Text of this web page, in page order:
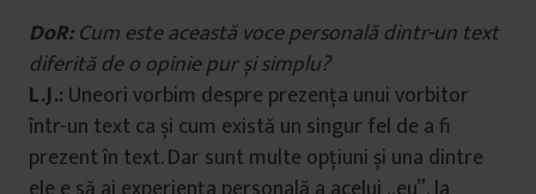
DoR:Cum este această voce personală dintr-un text
diferită de o opinie pur și simplu?
L.J.: Uneori vorbim despre prezența unui vorbitor
într-un text ca și cum există un singur fel de a fi
prezent în text. Dar sunt multe opțiuni și una dintre